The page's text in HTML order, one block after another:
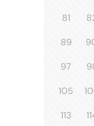
81
89
97
105
113